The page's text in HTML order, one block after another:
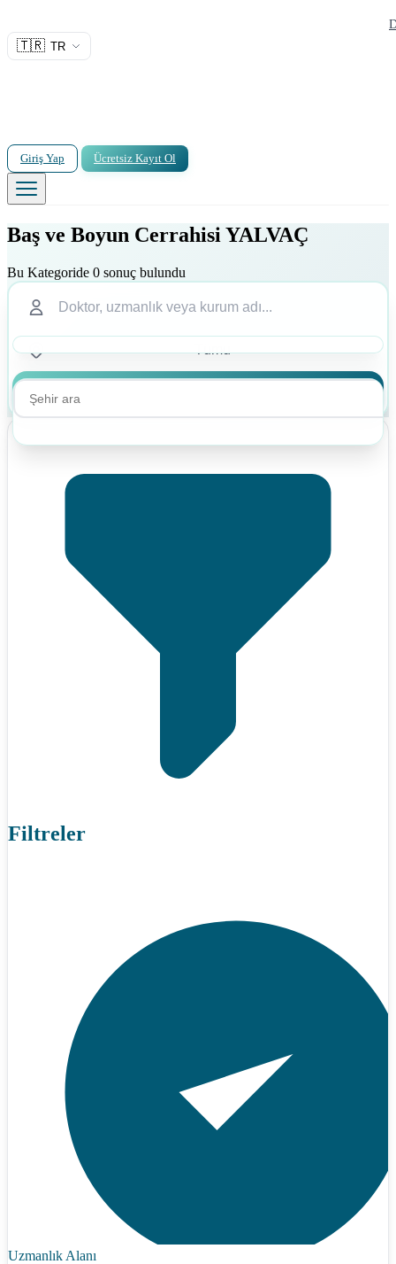
🇹🇷 TR
Giriş Yap Ücretsiz Kayıt Ol
Baş ve Boyun Cerrahisi YALVAÇ
Bu Kategoride 0 sonuç bulundu
Filtreler
Uzmanlık Alanı